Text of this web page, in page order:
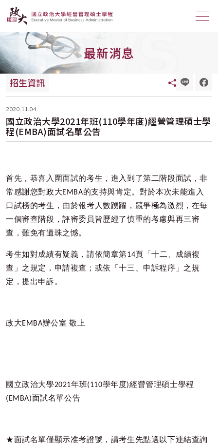
最新消息
招生資訊
2020.11.04
國立政治大學2021年班(110學年度)經營管理碩士學
程(EMBA)面試名單公告
首先，恭喜入圍面試的考生，進入到了第二階段面試，非
常感謝您對政大EMBA的支持與肯定。對於本次未能進入
口試榜的考生，由於報考人數踴躍，競爭極為激烈，在每
一個審查階段，評審委員皆歷經了慎重的考慮與再三審
查，難免有遺珠之憾。
考生如對成績有疑義，請依簡章第14頁「十二、成績複
查」之規定，申請複查；或依「十三、申訴程序」之規
定，提出申訴。
政大EMBA辦公室 敬上
國立政治大學2021年班(110學年度)經營管理碩士學程
(EMBA)面試名單公告
★面試名單僅顯示准考證號，請考生先點選以下連結查詢